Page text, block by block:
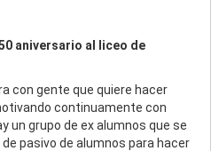
aniversario al liceo de
con gente que quiere hacer
continuamente con
un grupo de ex alumnos que se
pasivo de alumnos para hacer